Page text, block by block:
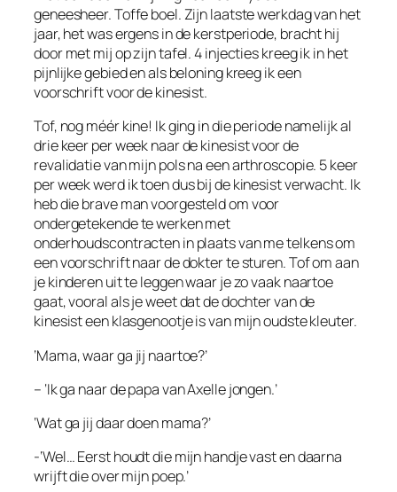
geneesheer. Toffe boel. Zijn laatste werkdag van het
jaar, het was ergens in de kerstperiode, bracht hij
door met mij op zijn tafel. 4 injecties kreeg ik in het
pijnlijke gebied en als beloning kreeg ik een
voorschrift voor de kinesist.
Tof, nog méér kine! Ik ging in die periode namelijk al
drie keer per week naar de kinesist voor de
revalidatie van mijn pols na een arthroscopie. 5 keer
per week werd ik toen dus bij de kinesist verwacht. Ik
heb die brave man voorgesteld om voor
ondergetekende te werken met
onderhoudscontracten in plaats van me telkens om
een voorschrift naar de dokter te sturen. Tof om aan
je kinderen uit te leggen waar je zo vaak naartoe
gaat, vooral als je weet dat de dochter van de
kinesist een klasgenootje is van mijn oudste kleuter.
‘Mama, waar ga jij naartoe?’
– ‘Ik ga naar de papa van Axelle jongen.’
‘Wat ga jij daar doen mama?’
-‘Wel… Eerst houdt die mijn handje vast en daarna
wrijft die over mijn poep.’